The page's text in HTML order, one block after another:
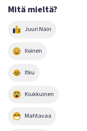
Mitä mieltä?
Juuri Näin
Iloinen
Itku
Kiukkuinen
Mahtavaa